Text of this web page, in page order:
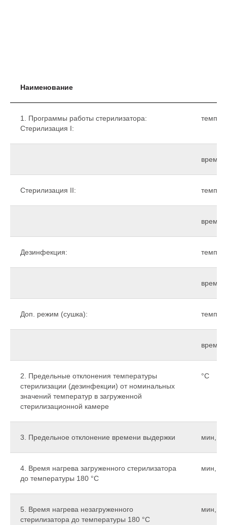
Наименование
1. Программы работы стерилизатора:
Стерилизация I:
время,
Стерилизация II:
время,
Дезинфекция:
время,
Доп. режим (сушка):
время,
2. Предельные отклонения температуры
стерилизации (дезинфекции) от номинальных
значений температур в загруженной
стерилизационной камере
°С
3. Предельное отклонение времени выдержки мин,
4. Время нагрева загруженного стерилизатора
до температуры 180 °С
мин,
5. Время нагрева незагруженного
стерилизатора до температуры 180 °С
мин,